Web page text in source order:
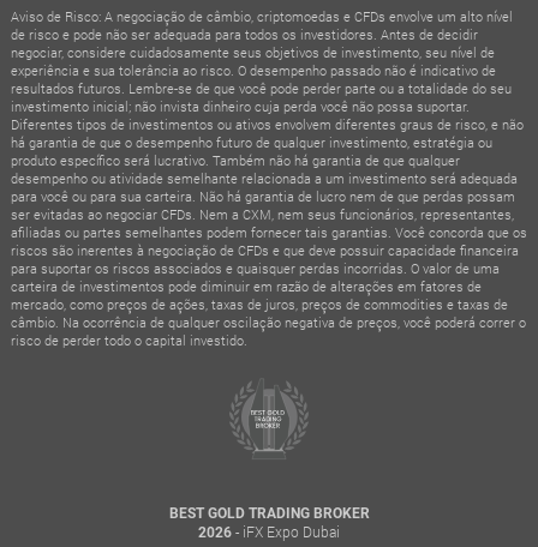
Aviso de Risco: A negociação de câmbio, criptomoedas e CFDs envolve um alto nível
de risco e pode não ser adequada para todos os investidores. Antes de decidir
negociar, considere cuidadosamente seus objetivos de investimento, seu nível de
experiência e sua tolerância ao risco. O desempenho passado não é indicativo de
resultados futuros. Lembre-se de que você pode perder parte ou a totalidade do seu
investimento inicial; não invista dinheiro cuja perda você não possa suportar.
Diferentes tipos de investimentos ou ativos envolvem diferentes graus de risco, e não
há garantia de que o desempenho futuro de qualquer investimento, estratégia ou
produto específico será lucrativo. Também não há garantia de que qualquer
desempenho ou atividade semelhante relacionada a um investimento será adequada
para você ou para sua carteira. Não há garantia de lucro nem de que perdas possam
ser evitadas ao negociar CFDs. Nem a CXM, nem seus funcionários, representantes,
afiliadas ou partes semelhantes podem fornecer tais garantias. Você concorda que os
riscos são inerentes à negociação de CFDs e que deve possuir capacidade financeira
para suportar os riscos associados e quaisquer perdas incorridas. O valor de uma
carteira de investimentos pode diminuir em razão de alterações em fatores de
mercado, como preços de ações, taxas de juros, preços de commodities e taxas de
câmbio. Na ocorrência de qualquer oscilação negativa de preços, você poderá correr o
risco de perder todo o capital investido.
BEST GOLD TRADING BROKER
2026 - iFX Expo Dubai